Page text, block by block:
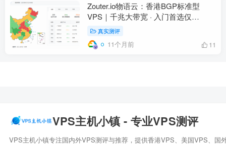
Zouter.io物语云：香港BGP标准型
VPS｜千兆大带宽 · 入门首选仅
￥19.80/月
真实测评
11个月前 11
VPS主机小镇 - 专业VPS测评
VPS主机小镇专注国内外VPS测评与推荐，提供香港VPS、美国VPS、国